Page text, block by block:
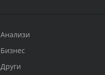
Анализи
Бизнес
Други